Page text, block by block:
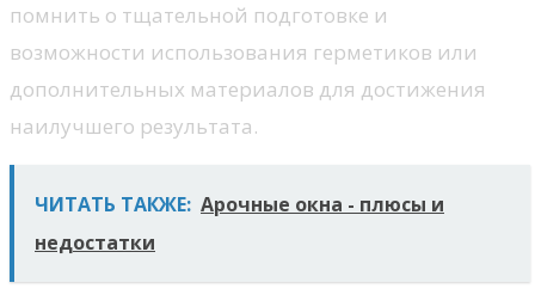
помнить о тщательной подготовке и
возможности использования герметиков или
дополнительных материалов для достижения
наилучшего результата.
ЧИТАТЬ ТАКЖЕ: Арочные окна - плюсы и
недостатки